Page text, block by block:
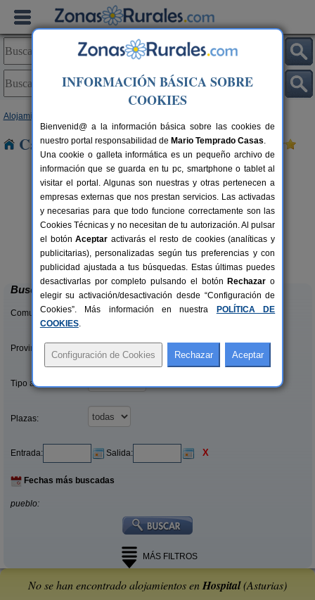
Alojamientos
Casas Rurales cerca de Hospital
6 pers.
desde19 €
El Pajar de Pumarega
Castropol (Asturias)
Buscar
Comunidades:
Provincias/Islas:
Tipo alquiler:
Plazas:
Entrada: Salida: X
Fechas más buscadas
pueblo:
MÁS FILTROS
No se han encontrado alojamientos enHospital(Asturias)
INFORMACIÓN BÁSICA SOBRE
COOKIES
Bienvenid@ a la información básica sobre las cookies de
nuestro portal responsabilidad de Mario Temprado Casas.
Una cookie o galleta informática es un pequeño archivo de
información que se guarda en tu pc, smartphone o tablet al
visitar el portal. Algunas son nuestras y otras pertenecen a
empresas externas que nos prestan servicios. Las activadas
y necesarias para que todo funcione correctamente son las
Cookies Técnicas y no necesitan de tu autorización. Al pulsar
el botónAceptar activarás el resto de cookies (analíticas y
publicitarias), personalizadas según tus preferencias y con
publicidad ajustada a tus búsquedas. Estas últimas puedes
desactivarlas por completo pulsando el botón Rechazar o
elegir su activación/desactivación desde “Configuración de
Cookies”. Más información en nuestra
POLÍTICA DE
COOKIES.